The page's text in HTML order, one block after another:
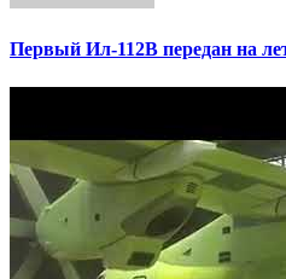
Первый Ил-112В передан на